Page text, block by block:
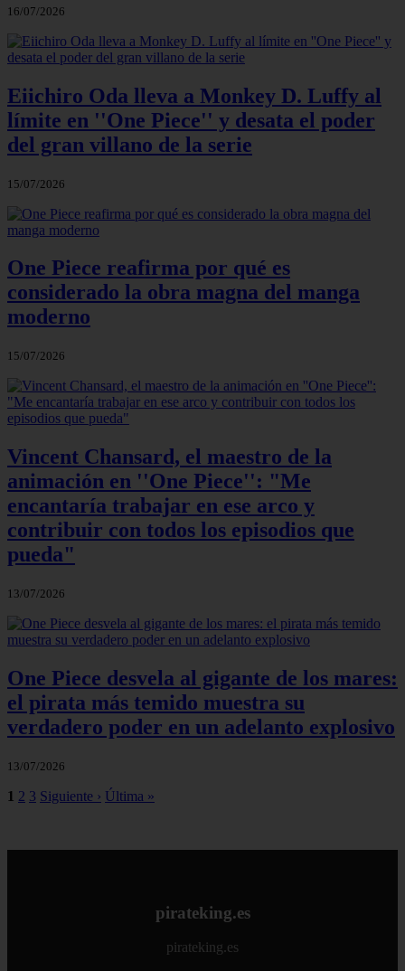
16/07/2026
Eiichiro Oda lleva a Monkey D. Luffy al
límite en ''One Piece'' y desata el poder
del gran villano de la serie
15/07/2026
One Piece reafirma por qué es
considerado la obra magna del manga
moderno
15/07/2026
Vincent Chansard, el maestro de la
animación en ''One Piece'': "Me
encantaría trabajar en ese arco y
contribuir con todos los episodios que
pueda"
13/07/2026
One Piece desvela al gigante de los mares:
el pirata más temido muestra su
verdadero poder en un adelanto explosivo
13/07/2026
1 2 3 Siguiente › Última »
pirateking.es
pirateking.es